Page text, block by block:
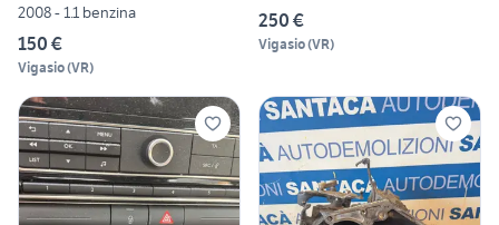
2008 - 1.1 benzina
150 €
Vigasio(VR)
250 €
Vigasio(VR)